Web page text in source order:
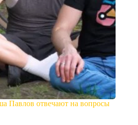
Павлов отвечают на вопросы